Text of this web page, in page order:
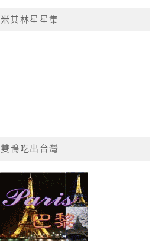
米其林星星集
雙鴨吃出台灣